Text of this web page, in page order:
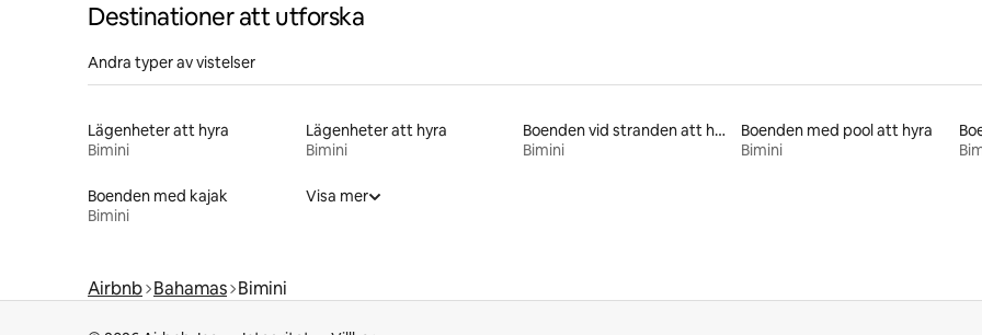
Destinationer att utforska
Andra typer av vistelser
Lägenheter att hyra
Bimini
Lägenheter att hyra
Bimini
Boenden vid stranden att hyra
Bimini
Boenden med pool att hyra
Bimini
Boenden med kajak
Bimini
Visa mer
Airbnb Bahamas Bimini